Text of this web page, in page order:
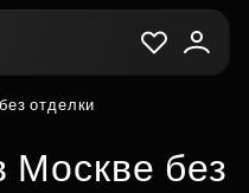
отделки
Москве без